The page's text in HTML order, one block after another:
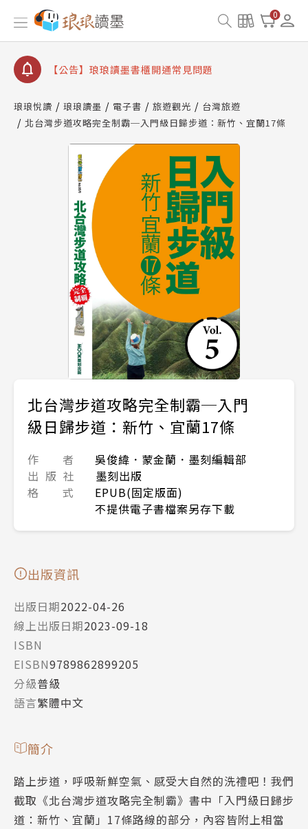
0
【公告】因 Readmoo 讀墨系統維護中，本站同步暫
停部分閱讀服務
【公告】琅琅讀墨數位閱讀資產合併與書櫃開通申請
【公告】琅琅讀墨書櫃開通常見問題
請圖文教學
【公告】琅琅書店服務升級重要說明及資產合併結果
查詢
【公告】因 Readmoo 讀墨系統維護中，本站同步暫
停部分閱讀服務
琅琅悅讀 琅琅讀墨 電子書 旅遊觀光
台灣旅遊
北台灣步道攻略完全制霸─入門級日歸步道：新竹、宜蘭17條
北台灣步道攻略完全制霸─入門
級日歸步道：新竹、宜蘭17條
作 者
吳俊緯．蒙金蘭．墨刻編輯部
出 版 社
墨刻出版
格 式
EPUB(固定版面)
不提供電子書檔案另存下載
出版資訊
出版日期2022-04-26
線上出版日期2023-09-18
ISBN
EISBN9789862899205
分級普級
語言繁體中文
簡介
踏上步道，呼吸新鮮空氣、感受大自然的洗禮吧！我們
截取《北台灣步道攻略完全制霸》書中「入門級日歸步
道：新竹、宜蘭」17條路線的部分，內容皆附上相當